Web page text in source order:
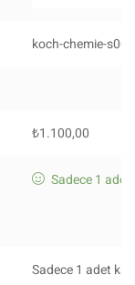
koch-chemie-s001
₺1.100,00
Sadece 1 adet
Sadece 1 adet